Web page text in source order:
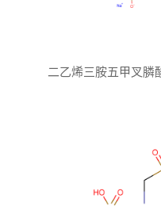
二乙烯三胺五甲叉膦